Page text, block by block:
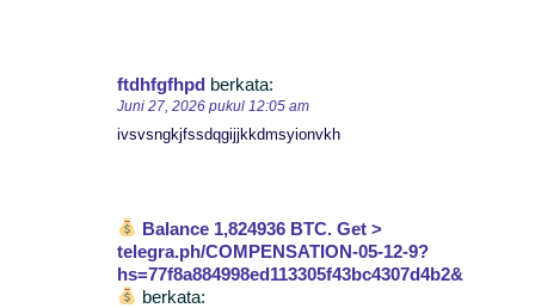
ftdhfgfhpd berkata:
Juni 27, 2026 pukul 12:05 am
ivsvsngkjfssdqgijjkkdmsyionvkh
Balance 1,824936 BTC. Get >
telegra.ph/COMPENSATION-05-12-9?
hs=77f8a884998ed113305f43bc4307d4b2&
berkata: